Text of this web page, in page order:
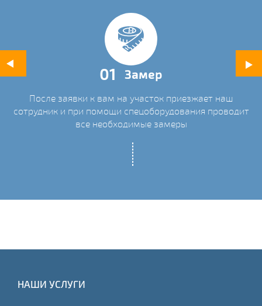
01 Замер
После заявки к вам на участок приезжает наш
сотрудник и при помощи спецоборудования проводит
все необходимые замеры
НАШИ УСЛУГИ